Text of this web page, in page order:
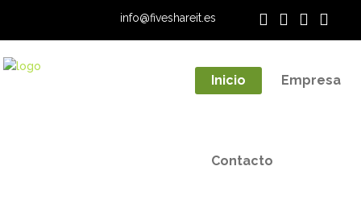
info@fiveshareit.es
Inicio Empresa
Contacto
Contacto